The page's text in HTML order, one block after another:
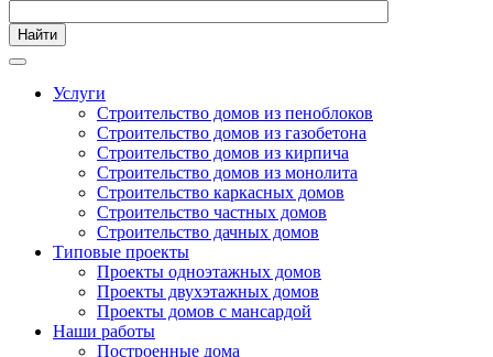
Найти
Услуги
Строительство домов из пеноблоков
Строительство домов из газобетона
Строительство домов из кирпича
Строительство домов из монолита
Строительство каркасных домов
Строительство частных домов
Строительство дачных домов
Типовые проекты
Проекты одноэтажных домов
Проекты двухэтажных домов
Проекты домов с мансардой
Наши работы
Построенные дома